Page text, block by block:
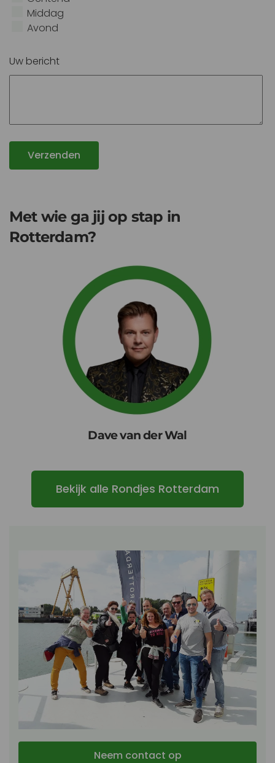
Middag
Avond
Uw bericht
Verzenden
Met wie ga jij op stap in
Rotterdam?
Dave van der Wal
Bekijk alle Rondjes Rotterdam
Neem contact op